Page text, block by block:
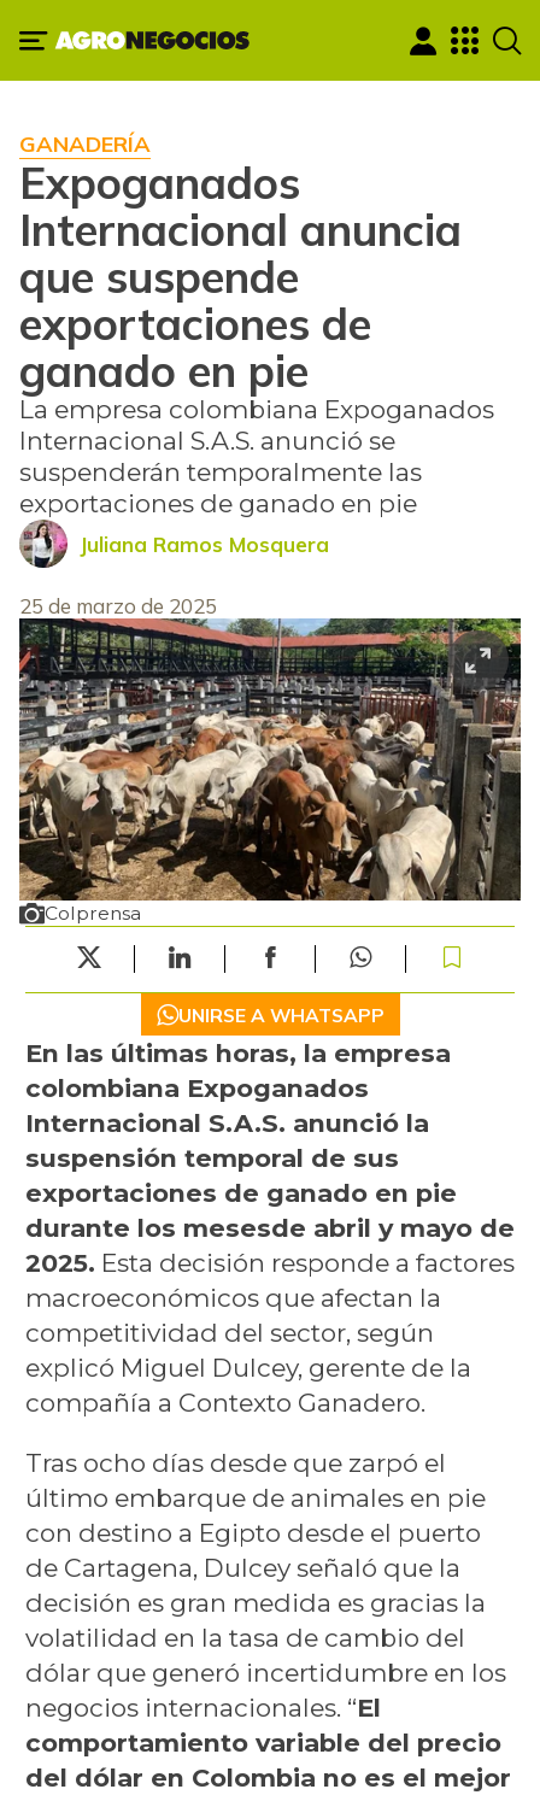
GANADERÍA
Expoganados
Internacional anuncia
que suspende
exportaciones de
ganado en pie
La empresa colombiana Expoganados
Internacional S.A.S. anunció se
suspenderán temporalmente las
exportaciones de ganado en pie
Juliana Ramos Mosquera
25 de marzo de 2025
Colprensa
UNIRSE A WHATSAPP
En las últimas horas, la empresa
colombiana Expoganados
Internacional S.A.S. anunció la
suspensión temporal de sus
exportaciones de ganado en pie
durante los mesesde abril y mayo de
2025. Esta decisión responde a factores
macroeconómicos que afectan la
competitividad del sector, según
explicó Miguel Dulcey, gerente de la
compañía a Contexto Ganadero.
Tras ocho días desde que zarpó el
último embarque de animales en pie
con destino a Egipto desde el puerto
de Cartagena, Dulcey señaló que la
decisión es gran medida es gracias la
volatilidad en la tasa de cambio del
dólar que generó incertidumbre en los
negocios internacionales. “El
comportamiento variable del precio
del dólar en Colombia no es el mejor